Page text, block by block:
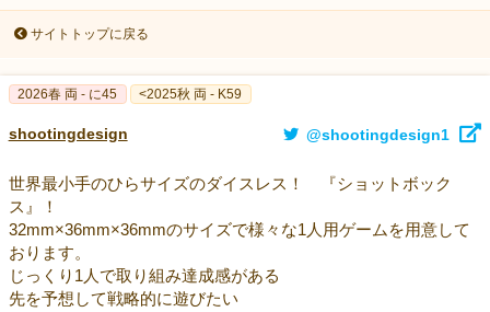
サイトトップに戻る
2026春 両 - に45 <2025秋 両 - K59
shootingdesign @shootingdesign1
世界最小手のひらサイズのダイスレス！ 『ショットボック
ス』！
32mm×36mm×36mmのサイズで様々な1人用ゲームを用意して
おります。
じっくり1人で取り組み達成感がある
先を予想して戦略的に遊びたい